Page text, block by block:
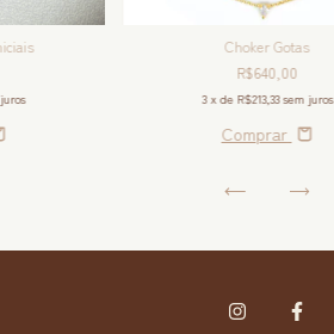
Choker Gotas
R$640,00
3 x de R$213,33 sem juros
Comprar